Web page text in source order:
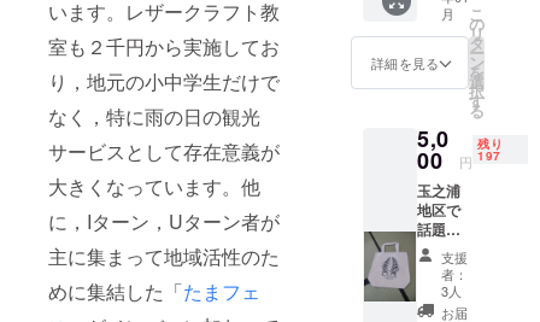
います。レザークラフト教
室も２千円から実施してお
り，地元の小中学生だけで
なく，特に雨の日の観光
サービスとして存在意義が
大きくなっています。他
に，Iターン，Uターン者が
主に集まって地域活性のた
めに集結した「たまフェ
小麦
粉、レ
モング
ラス、
玉ね
ぎ、大
豆を含
みま
す。）
学校
（旧平
成中学
併設さ
れてい
絶対に
市販さ
れてい
ないオ
リジナ
ル絵葉
書で
だ意図
に賛同
して応
援して
いませ
ん。文
章書け
ます
が、
めっ
ちゃめ
ちゃ字
が下手
なんで
月
詳細を見る
こ
の
リ
タ
ー
ン
を
選
択
す
る
5,0
00 円
残り
197
玉之浦
地区で
話題の
「さじ
なげ
君」が
あしら
支援
者：
3人
お届